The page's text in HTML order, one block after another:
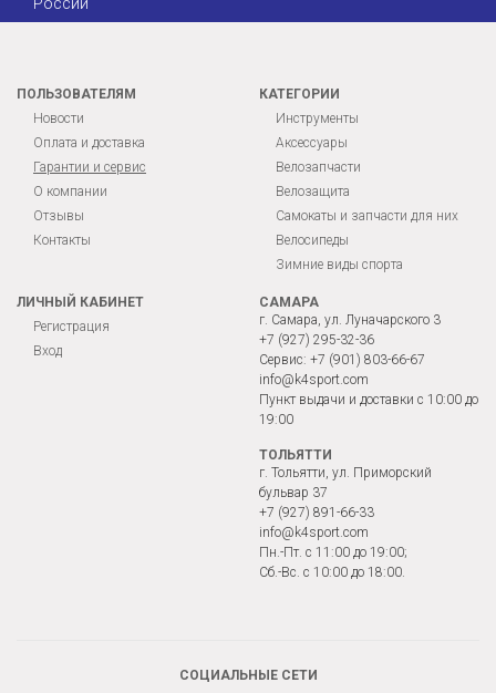
ПОЛЬЗОВАТЕЛЯМ
Новости
Оплата и доставка
Гарантии и сервис
О компании
Отзывы
Контакты
КАТЕГОРИИ
Инструменты
Аксессуары
Велозапчасти
Велозащита
Самокаты и запчасти для них
Велосипеды
Зимние виды спорта
ЛИЧНЫЙ КАБИНЕТ
Регистрация
Вход
САМАРА
г. Самара, ул. Луначарского 3
+7 (927) 295-32-36
Сервис: +7 (901) 803-66-67
info@k4sport.com
Пункт выдачи и доставки с 10:00 до
19:00
ТОЛЬЯТТИ
г. Тольятти, ул. Приморский
бульвар 37
+7 (927) 891-66-33
info@k4sport.com
Пн.-Пт. с 11:00 до 19:00;
Сб.-Вс. с 10:00 до 18:00.
СОЦИАЛЬНЫЕ СЕТИ